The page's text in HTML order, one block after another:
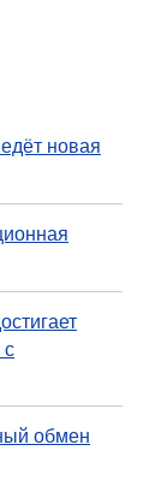
новая
с
обмен